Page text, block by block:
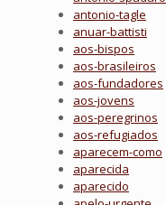
antonio-tagle
anuar-battisti
aos-bispos
aos-brasileiros
aos-fundadores
aos-jovens
aos-peregrinos
aos-refugiados
aparecem-como
aparecida
aparecido